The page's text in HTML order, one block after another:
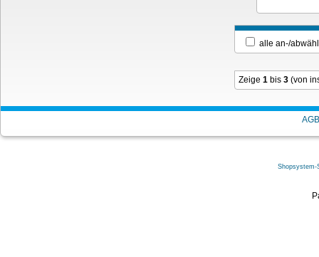
alle an-/
Zeige 1 bis 3 (von
AGB
Shopsystem-